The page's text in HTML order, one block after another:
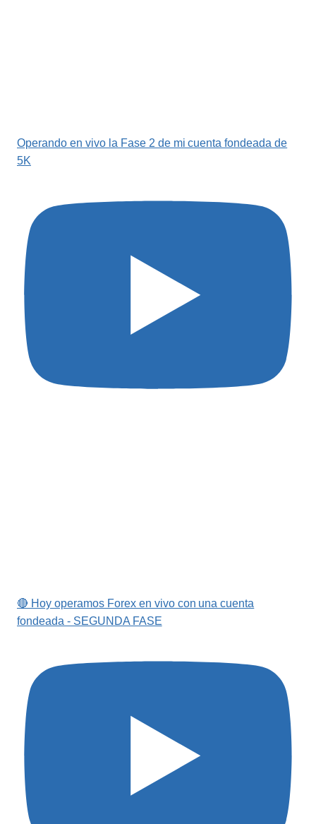
Operando en vivo la Fase 2 de mi cuenta fondeada de
5K
🔴 Hoy operamos Forex en vivo con una cuenta
fondeada - SEGUNDA FASE